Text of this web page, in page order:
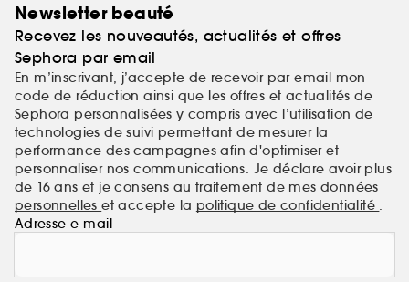
Newsletter beauté
Recevez les nouveautés, actualités et offres
Sephora par email
En m’inscrivant, j’accepte de recevoir par email mon
code de réduction ainsi que les offres et actualités de
Sephora personnalisées y compris avec l’utilisation de
technologies de suivi permettant de mesurer la
performance des campagnes afin d'optimiser et
personnaliser nos communications. Je déclare avoir plus
de 16 ans et je consens au traitement de mes données
personnelleset accepte la politique de confidentialité .
Adresse e-mail